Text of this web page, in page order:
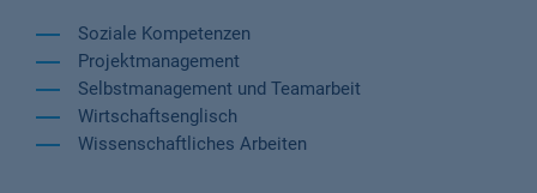
Soziale Kompetenzen
Projektmanagement
Selbstmanagement und Teamarbeit
Wirtschaftsenglisch
Wissenschaftliches Arbeiten